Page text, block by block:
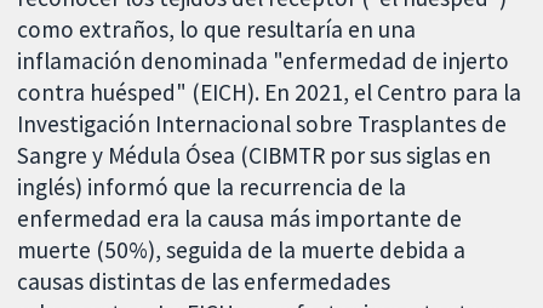
como extraños, lo que resultaría en una
inflamación denominada "enfermedad de injerto
contra huésped" (EICH). En 2021, el Centro para la
Investigación Internacional sobre Trasplantes de
Sangre y Médula Ósea (CIBMTR por sus siglas en
inglés) informó que la recurrencia de la
enfermedad era la causa más importante de
muerte (50%), seguida de la muerte debida a
causas distintas de las enfermedades